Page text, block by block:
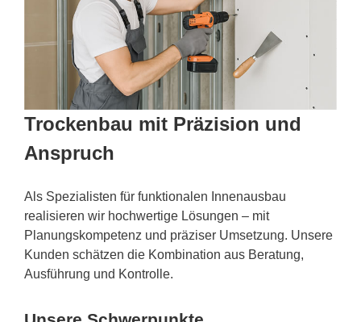
Trockenbau mit Präzision und
Anspruch
Als Spezialisten für funktionalen Innenausbau
realisieren wir hochwertige Lösungen – mit
Planungskompetenz und präziser Umsetzung. Unsere
Kunden schätzen die Kombination aus Beratung,
Ausführung und Kontrolle.